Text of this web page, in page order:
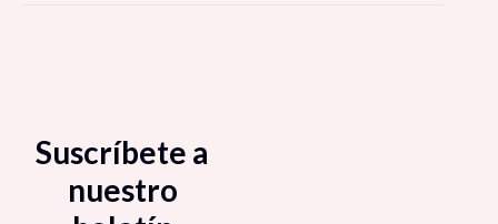
Suscríbete a
nuestro